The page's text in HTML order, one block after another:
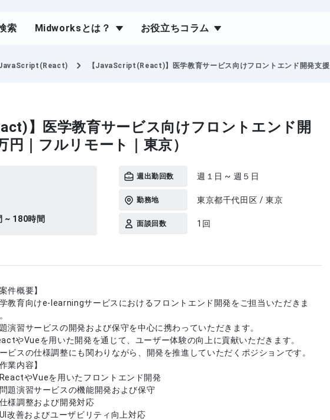
索 Midworksとは？ お役立ちコラム
【JavaScript(React)】医学教育サービス向けフロントエンド開発支援
】医学教育サービス向けフロントエンド開
円｜フルリモート｜東京）
~ 180時間
週出勤回数 週１日 ~ 週５日
勤務地 東京都千代田区 / 東京
面談回数 1回
案件概要】
教育向けe-learningサービスにおけるフロントエンド開発をご担当いただきま
演習サービスの開発および保守を中心に携わっていただきます。
やVueを用いた開発を通じて、ユーザー体験の向上に貢献いただきます。
ビスの仕様調整にも関わりながら、開発を推進していただくポジションです。
作業内容】
ReactやVueを用いたフロントエンド開発
問題演習サービスの機能開発および保守
仕様調整および開発対応
UI改善およびユーザビリティ向上対応